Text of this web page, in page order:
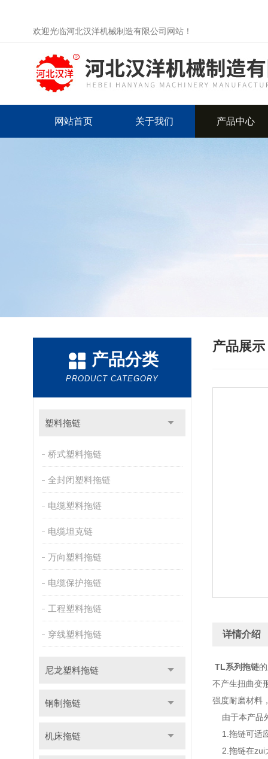
欢迎光临河北汉洋机械制造有限公司网站！
网站首页 关于我们 产品中心
产品分类
PRODUCT CATEGORY
塑料拖链
桥式塑料拖链
全封闭塑料拖链
电缆塑料拖链
电缆坦克链
万向塑料拖链
电缆保护拖链
工程塑料拖链
穿线塑料拖链
尼龙塑料拖链
钢制拖链
机床拖链
产品展示
详情介绍
TL系列拖链
不产生扭曲变
强度耐磨材料
由于本产品
1.拖链可适
2.拖链在zui